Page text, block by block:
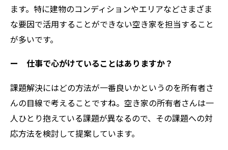
ます。特に建物のコンディションやエリアなどさまざま
な要因で活用することができない空き家を担当すること
が多いです。
ー 仕事で心がけていることはありますか？
課題解決にはどの方法が一番良いかというのを所有者さ
んの目線で考えることですね。空き家の所有者さんは一
人ひとり抱えている課題が異なるので、その課題への対
応方法を検討して提案しています。